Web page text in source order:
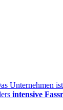
Unternehmen
intensive